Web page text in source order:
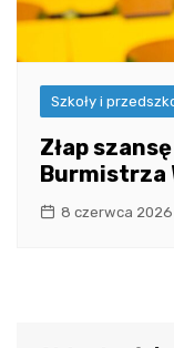
Szkoły i
Złap
Burmistrza
8 czerwca 2026